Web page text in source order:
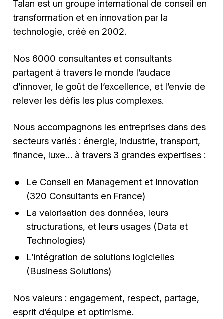
Talan est un groupe international de conseil en
transformation et en innovation par la
technologie, créé en 2002.
Nos 6000 consultantes et consultants
partagent à travers le monde l’audace
d’innover, le goût de l’excellence, et l’envie de
relever les défis les plus complexes.
Nous accompagnons les entreprises dans des
secteurs variés : énergie, industrie, transport,
finance, luxe… à travers 3 grandes expertises :
Le Conseil en Management et Innovation
(320 Consultants en France)
La valorisation des données, leurs
structurations, et leurs usages (Data et
Technologies)
L’intégration de solutions logicielles
(Business Solutions)
Nos valeurs : engagement, respect, partage,
esprit d’équipe et optimisme.